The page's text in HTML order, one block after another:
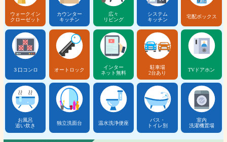
ウォークイン
クローゼット
カウンター
キッチン
広々
リビング
システム
キッチン
宅配ボックス
３口コンロ オートロック
インター
ネット無料
駐車場
2台あり
TVドアホン
お風呂
追い炊き
独立洗面台 温水洗浄便座
バス・
トイレ別
室内
洗濯機置場